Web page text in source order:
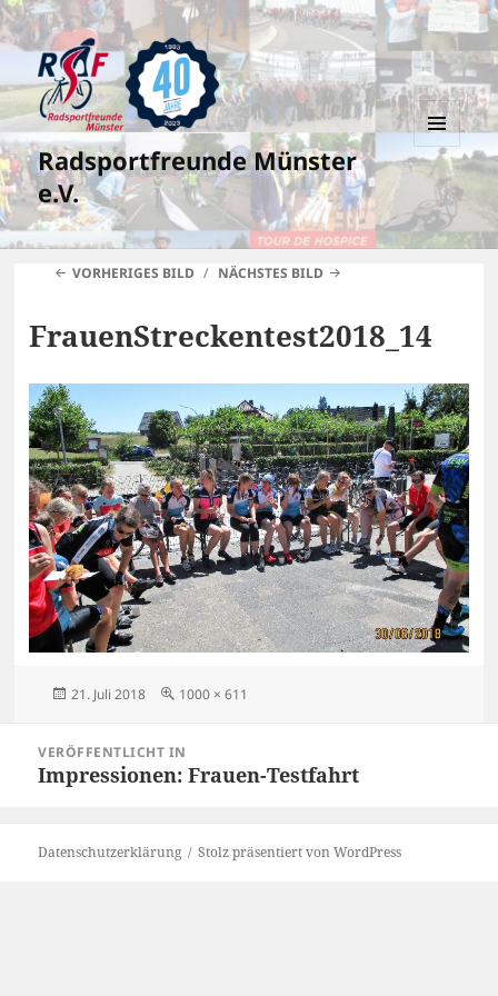
Radsportfreunde Münster
e.V.
MENÜ
UND
WIDGETS
VORHERIGES BILD NÄCHSTES BILD
FrauenStreckentest2018_14
Veröffentlicht
21. Juli 2018 Originalgröße
1000 × 611
VERÖFFENTLICHT IN
Impressionen: Frauen-Testfahrt
Datenschutzerklärung Stolz präsentiert von WordPress